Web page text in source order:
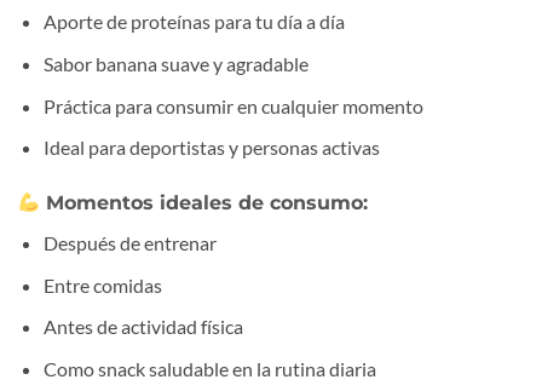
Aporte de proteínas para tu día a día
Sabor banana suave y agradable
Práctica para consumir en cualquier momento
Ideal para deportistas y personas activas
Momentos ideales de consumo:
Después de entrenar
Entre comidas
Antes de actividad física
Como snack saludable en la rutina diaria